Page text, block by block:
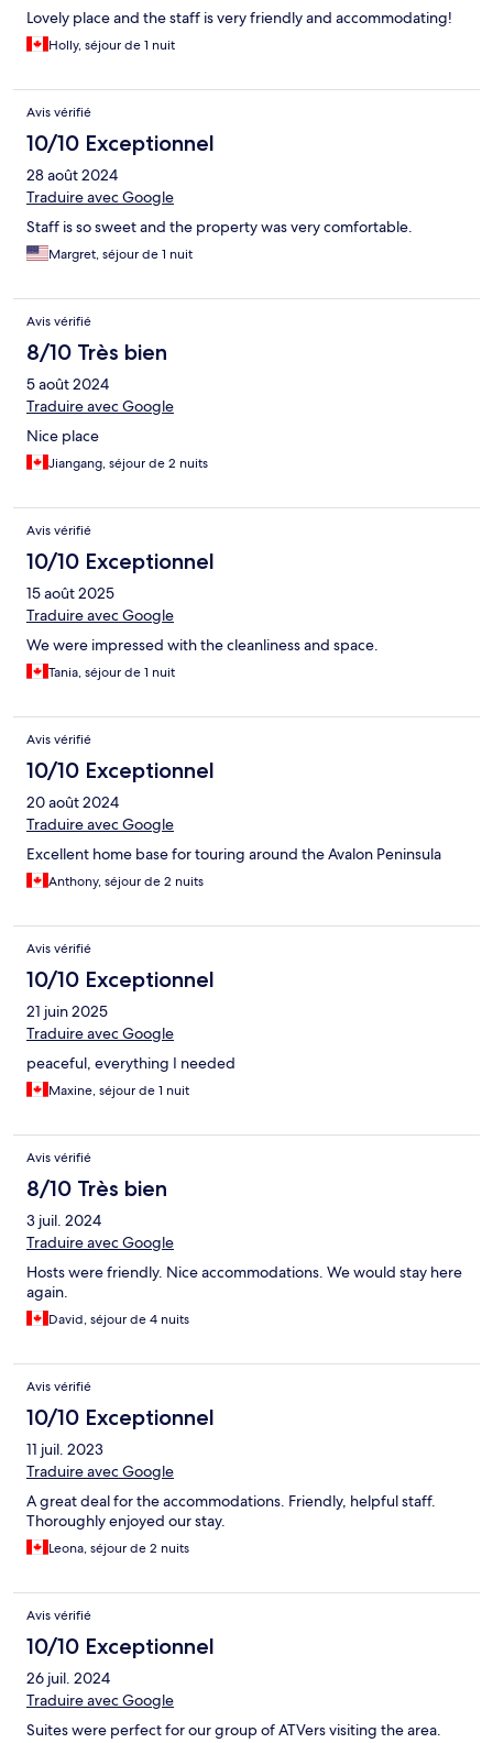
Lovely place and the staff is very friendly and accommodating!
Holly, séjour de 1 nuit
Avis vérifié
10/10 Exceptionnel
28 août 2024
Traduire avec Google
Staff is so sweet and the property was very comfortable.
Margret, séjour de 1 nuit
Avis vérifié
8/10 Très bien
5 août 2024
Traduire avec Google
Nice place
Jiangang, séjour de 2 nuits
Avis vérifié
10/10 Exceptionnel
15 août 2025
Traduire avec Google
We were impressed with the cleanliness and space.
Tania, séjour de 1 nuit
Avis vérifié
10/10 Exceptionnel
20 août 2024
Traduire avec Google
Excellent home base for touring around the Avalon Peninsula
Anthony, séjour de 2 nuits
Avis vérifié
10/10 Exceptionnel
21 juin 2025
Traduire avec Google
peaceful, everything I needed
Maxine, séjour de 1 nuit
Avis vérifié
8/10 Très bien
3 juil. 2024
Traduire avec Google
Hosts were friendly. Nice accommodations. We would stay here
again.
David, séjour de 4 nuits
Avis vérifié
10/10 Exceptionnel
11 juil. 2023
Traduire avec Google
A great deal for the accommodations. Friendly, helpful staff.
Thoroughly enjoyed our stay.
Leona, séjour de 2 nuits
Avis vérifié
10/10 Exceptionnel
26 juil. 2024
Traduire avec Google
Suites were perfect for our group of ATVers visiting the area.